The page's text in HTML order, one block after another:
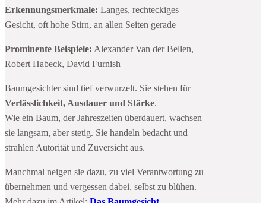
Erkennungsmerkmale: Langes, rechteckiges
Gesicht, oft hohe Stirn, an allen Seiten gerade
Prominente Beispiele: Alexander Van der Bellen,
Robert Habeck, David Furnish
Baumgesichter sind tief verwurzelt. Sie stehen für
Verlässlichkeit, Ausdauer und Stärke.
Wie ein Baum, der Jahreszeiten überdauert, wachsen
sie langsam, aber stetig. Sie handeln bedacht und
strahlen Autorität und Zuversicht aus.
Manchmal neigen sie dazu, zu viel Verantwortung zu
übernehmen und vergessen dabei, selbst zu blühen.